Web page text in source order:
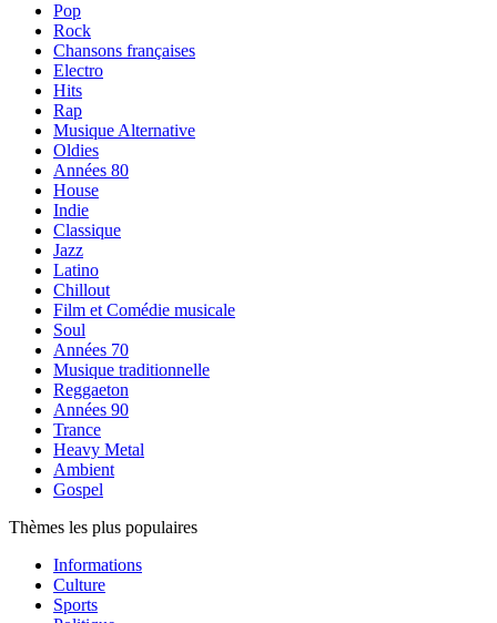
Pop
Rock
Chansons françaises
Electro
Hits
Rap
Musique Alternative
Oldies
Années 80
House
Indie
Classique
Jazz
Latino
Chillout
Film et Comédie musicale
Soul
Années 70
Musique traditionnelle
Reggaeton
Années 90
Trance
Heavy Metal
Ambient
Gospel
Thèmes les plus populaires
Informations
Culture
Sports